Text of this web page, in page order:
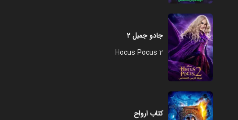
جادو جمبل ۲
Hocus Pocus 2
کتاب ارواح